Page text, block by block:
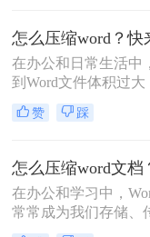
重要。本文将详细介
的步骤和注意事项，
决Word文件过大的问
在办公和日常生活中
到Word文件体积过
储不便的问题。那么
呢？针对这一问题，
轻松减小文件大小。
赞 踩
在办公和学习中，
常常成为我们存储、
碍。那么怎么压缩